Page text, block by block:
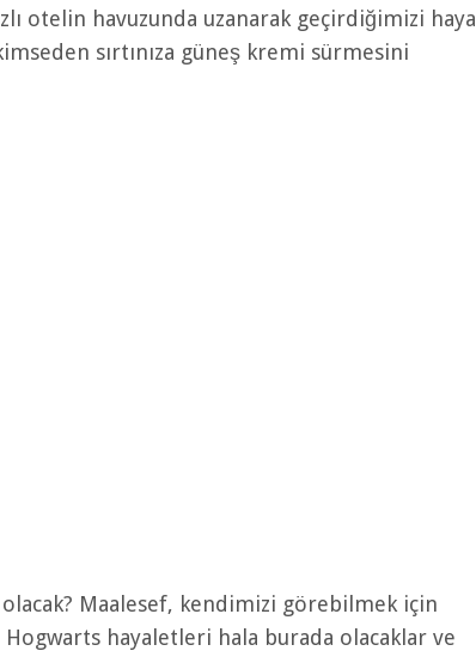
otelin havuzunda uzanarak geçirdiğimizi hayal
sırtınıza güneş kremi sürmesini
olacak? Maalesef, kendimizi görebilmek için
Hogwarts hayaletleri hala burada olacaklar ve